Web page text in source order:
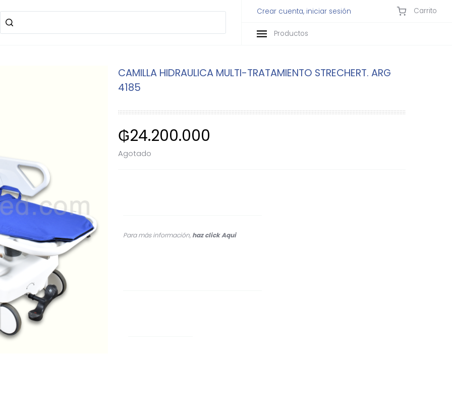
Crear cuenta, iniciar sesión Carrito
Productos
CAMILLA HIDRAULICA MULTI-TRATAMIENTO STRECHERT. ARG
4185
₲24.200.000
Agotado
Para más información, haz clickAqui